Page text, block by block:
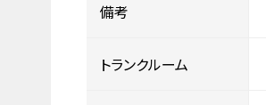
備考
トランクルーム